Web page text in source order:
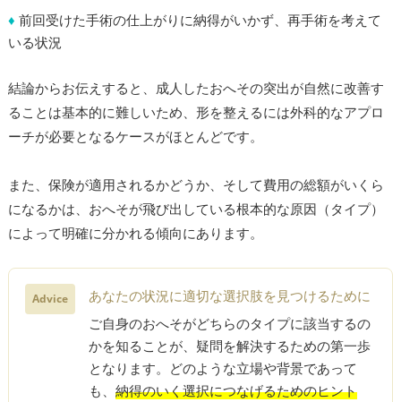
♦ 前回受けた手術の仕上がりに納得がいかず、再手術を考えて
いる状況
結論からお伝えすると、成人したおへその突出が自然に改善す
ることは基本的に難しいため、形を整えるには外科的なアプロ
ーチが必要となるケースがほとんどです。
また、保険が適用されるかどうか、そして費用の総額がいくら
になるかは、おへそが飛び出している根本的な原因（タイプ）
によって明確に分かれる傾向にあります。
Advice
あなたの状況に適切な選択肢を見つけるために
ご自身のおへそがどちらのタイプに該当するの
かを知ることが、疑問を解決するための第一歩
となります。どのような立場や背景であって
も、 納得のいく選択につなげるためのヒント